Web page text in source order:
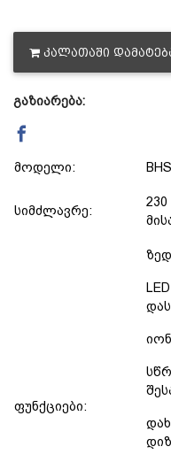
პოლიტიკა
ᲙᲐᲚᲐᲗᲐᲨᲘ
გაზიარება:
მოდელი:
სიმძლავრე:
ფუნქციები: